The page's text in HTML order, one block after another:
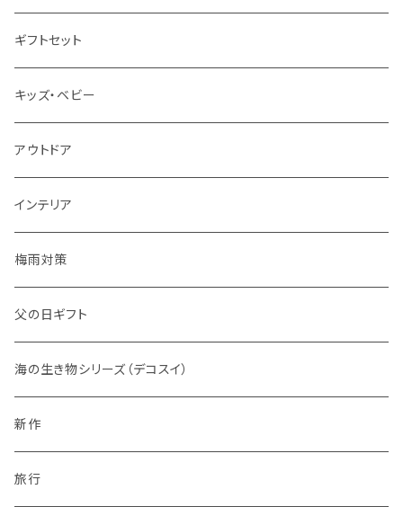
グラス
ギフトセット
キッズ・ベビー
アウトドア
インテリア
梅雨対策
父の日ギフト
海の生き物シリーズ（デコスイ）
新作
旅行